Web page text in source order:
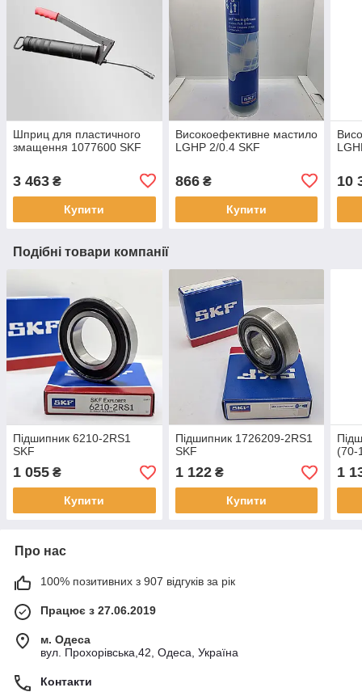
Шприц для пластичного
змащення 1077600 SKF
3 463 ₴
Купити
Високоефективне мастило
LGHP 2/0.4 SKF
866₴
Купити
10
Подібні товари компанії
Підшипник 6210-2RS1
SKF
1 055 ₴
Купити
Підшипник 1726209-2RS1
SKF
1 122₴
Купити
(70-
1
Про нас
100% позитивних з 907 відгуків за рік
Працює з 27.06.2019
м. Одеса
вул. Прохорівська,42, Одеса, Україна
Контакти